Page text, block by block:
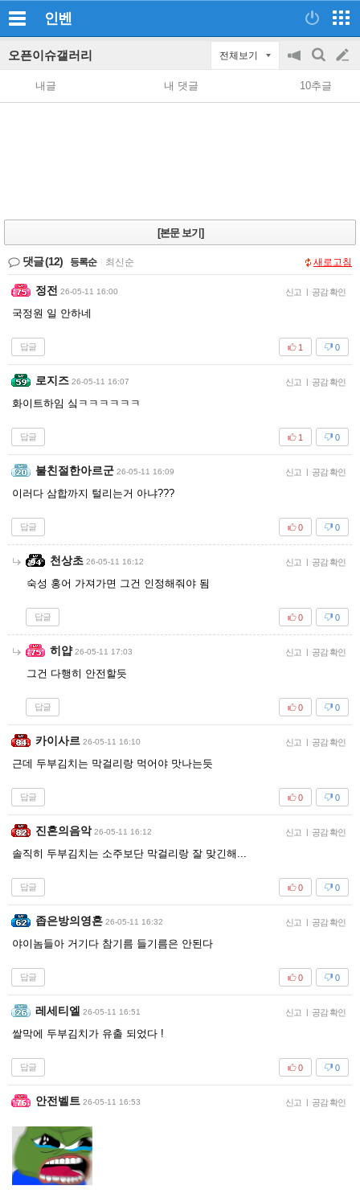
인벤
오픈이슈갤러리 전체보기
공
지
on/off
검
색
글
쓰
내글 내 댓글 10추글
[본문 보기]
댓글(12) 등록순 최신순 새로고침
정전 26-05-11 16:00 신고 | 공감 확인
국정원 일 안하네
답글 0
1
로지즈 26-05-11 16:07 신고 | 공감 확인
화이트하임 싴ㅋㅋㅋㅋㅋㅋ
답글 0
1
불친절한아르군 26-05-11 16:09 신고 | 공감 확인
이러다 삼합까지 털리는거 아냐???
답글 0
0
천상초 26-05-11 16:12 신고 | 공감 확인
숙성 홍어 가져가면 그건 인정해줘야 됨
답글 0
0
히얍 26-05-11 17:03 신고 | 공감 확인
그건 다행히 안전할듯
답글 0
0
카이사르 26-05-11 16:10 신고 | 공감 확인
근데 두부김치는 막걸리랑 먹어야 맛나는듯
답글 0
0
진혼의음악 26-05-11 16:12 신고 | 공감 확인
솔직히 두부김치는 소주보단 막걸리랑 잘 맞긴해...
답글 0
0
좁은방의영혼 26-05-11 16:32 신고 | 공감 확인
야이놈들아 거기다 참기름 들기름은 안된다
답글 0
0
레세티엘 26-05-11 16:51 신고 | 공감 확인
쌀막에 두부김치가 유출 되었다 !
답글 0
0
안전벨트 26-05-11 16:53 신고 | 공감 확인